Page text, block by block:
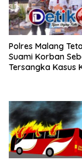
Polres Malang
Suami Korban
Tersangka Kasus